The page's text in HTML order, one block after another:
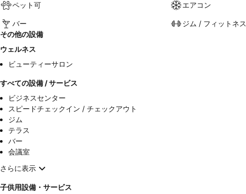
ペット可 エアコン
バー
ジム / フィットネス
その他の設備
ウェルネス
ビューティーサロン
すべての設備 / サービス
ビジネスセンター
スピードチェックイン / チェックアウト
ジム
テラス
バー
会議室
さらに表示
子供用設備・サービス